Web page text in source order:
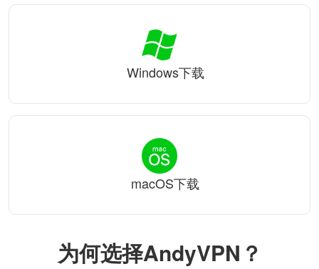
为何选择AndyVPN？
Windows下载
macOS下载